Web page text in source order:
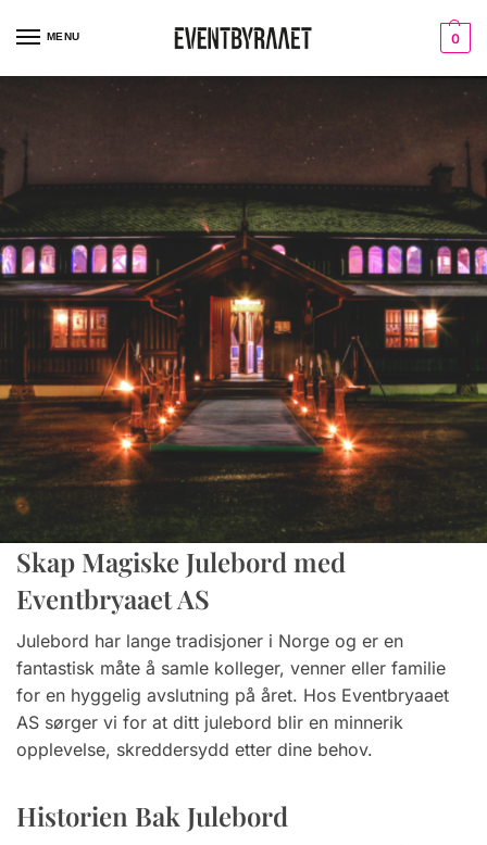
MENU 0
Julebord
Vi planlegger, organiserer og gjennomfører ditt julebord
Skap Magiske Julebord med
Eventbryaaet AS
Julebord har lange tradisjoner i Norge og er en
fantastisk måte å samle kolleger, venner eller familie
for en hyggelig avslutning på året. Hos Eventbryaaet
AS sørger vi for at ditt julebord blir en minnerik
opplevelse, skreddersydd etter dine behov.
Historien Bak Julebord